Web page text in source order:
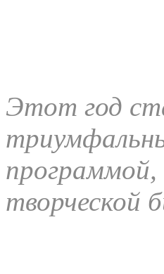
Этот год
творческой